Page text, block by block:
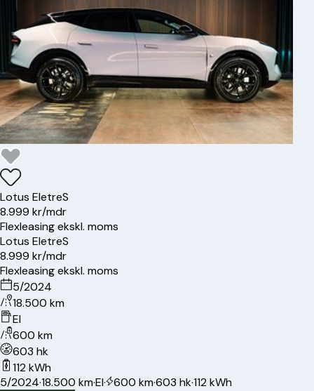
Lotus EletreS
8.999 kr/mdr
Flexleasing ekskl. moms
Lotus EletreS
8.999 kr/mdr
Flexleasing ekskl. moms
5/2024
18.500 km
El
600 km
603 hk
112 kWh
5/2024·18.500 km·El· 600 km·603 hk·112 kWh